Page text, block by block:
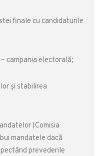
finale cu candidaturile
campania electorală;
și stabilirea
(Comisia
mandatele dacă
prevederile